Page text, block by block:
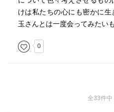
けは私たちの心にも密かに
玉さんとは一度会ってみたい
0
全33件中